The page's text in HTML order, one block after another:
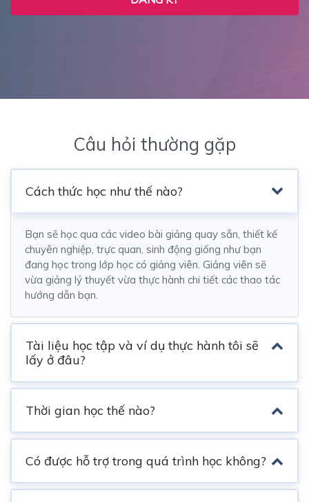
Câu hỏi thường gặp
Cách thức học như thế nào?
Bạn sẽ học qua các video bài giảng quay sẵn, thiết kế
chuyên nghiệp, trực quan, sinh động giống như bạn
đang học trong lớp học có giảng viên. Giảng viên sẽ
vừa giảng lý thuyết vừa thực hành chi tiết các thao tác
hướng dẫn bạn.
Tài liệu học tập và ví dụ thực hành tôi sẽ
lấy ở đâu?
Thời gian học thế nào?
Có được hỗ trợ trong quá trình học không?